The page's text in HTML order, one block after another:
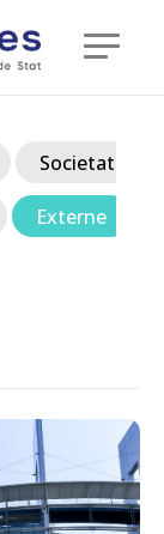
Societate
Externe